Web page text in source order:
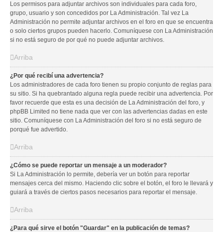
Los permisos para adjuntar archivos son individuales para cada foro,
grupo, usuario y son concedidos por La Administración. Tal vez La
Administración no permite adjuntar archivos en el foro en que se encuentra
o solo ciertos grupos pueden hacerlo. Comuníquese con La Administración
si no está seguro de por qué no puede adjuntar archivos.
Arriba
¿Por qué recibí una advertencia?
Los administradores de cada foro tienen su propio conjunto de reglas para
su sitio. Si ha quebrantado alguna regla puede recibir una advertencia. Por
favor recuerde que esta es una decisión de La Administración del foro, y
phpBB Limited no tiene nada que ver con las advertencias dadas en este
sitio. Comuníquese con La Administración del foro si no está seguro de
porqué fue advertido.
Arriba
¿Cómo se puede reportar un mensaje a un moderador?
Si La Administración lo permite, debería ver un botón para reportar
mensajes cerca del mismo. Haciendo clic sobre el botón, el foro le llevará y
guiará a través de ciertos pasos necesarios para reportar el mensaje.
Arriba
¿Para qué sirve el botón "Guardar" en la publicación de temas?